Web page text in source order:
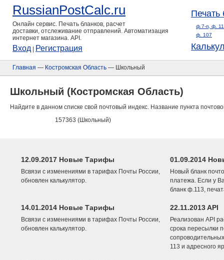
RussianPostCalc.ru
Онлайн сервис. Печать бланков, расчет
доставки, отслеживание отправлений. Автоматизация
интернет магазина. API.
Вход Регистрация
Печать
ф.7-п, ф.
ф. 107
Главная — Костромская Область — Школьный
Школьный (Костромская Область)
Найдите в данном списке свой почтовый индекс. Название пункта
157363 (Школьный)
12.09.2017 Новые Тарифы
Всвязи с изменениями в тарифах Почты России,
обновлен калькулятор.
01.09.2014
Новый бланк
платежа. Если у
бланк ф.113,
14.01.2014 Новые Тарифы
Всвязи с изменениями в тарифах Почты России,
обновлен калькулятор.
22.11.2013 API
Реализован API
срока пересылки
113 и адресного